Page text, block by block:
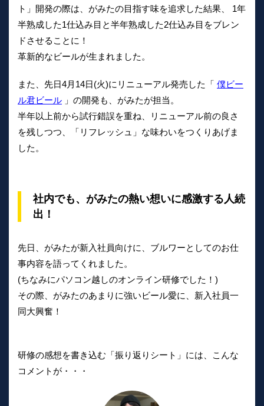
ト」開発の際は、がみたの目指す味を追求した結果、 1年
半熟成した1仕込み目と半年熟成した2仕込み目をブレン
ドさせることに！
革新的なビールが生まれました。
また、先日4月14日(火)にリニューアル発売した「 僕ビー
ル君ビール 」の開発も、がみたが担当。
半年以上前から試行錯誤を重ね、リニューアル前の良さ
を残しつつ、「リフレッシュ」な味わいをつくりあげま
した。
社内でも、がみたの熱い想いに感激する人続
出！
先日、がみたが新入社員向けに、ブルワーとしてのお仕
事内容を語ってくれました。
(ちなみにパソコン越しのオンライン研修でした！)
その際、がみたのあまりに強いビール愛に、新入社員一
同大興奮！
研修の感想を書き込む「振り返りシート」には、こんな
コメントが・・・